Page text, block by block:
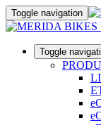
Toggle navigation
Toggle